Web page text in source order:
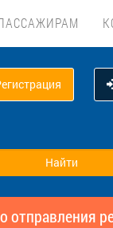
отправления